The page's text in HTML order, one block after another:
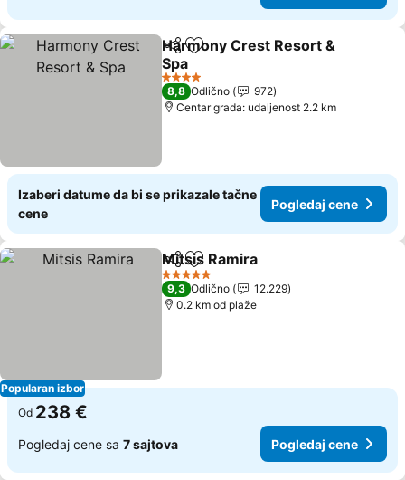
Deli Dodati u favorite
Harmony Crest Resort &
Spa
4 Zvezdice
8,8 Odlično
972
Centar grada: udaljenost 2.2 km
Izaberi datume da bi se prikazale tačne
cene
Pogledaj cene
Popularan izbor
Deli Dodati u favorite
Mitsis Ramira
5 Zvezdice
9,3 Odlično
12.229
0.2 km od plaže
Od 238 €
Pogledaj cene sa 7 sajtova Pogledaj cene